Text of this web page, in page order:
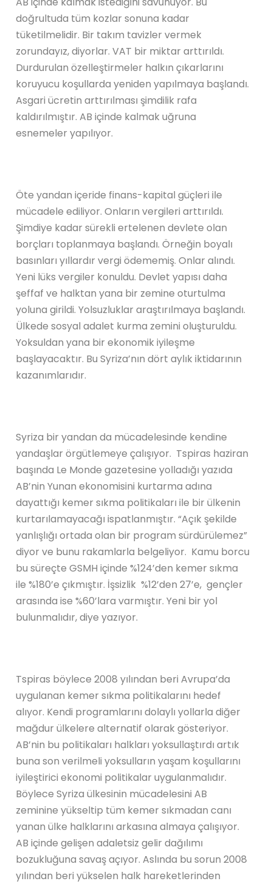
doğrultuda tüm kozlar sonuna kadar
tüketilmelidir. Bir takım tavizler vermek
zorundayız, diyorlar. VAT bir miktar arttırıldı.
Durdurulan özelleştirmeler halkın çıkarlarını
koruyucu koşullarda yeniden yapılmaya başlandı.
Asgari ücretin arttırılması şimdilik rafa
kaldırılmıştır. AB içinde kalmak uğruna
esnemeler yapılıyor.
Öte yandan içeride finans-kapital güçleri ile
mücadele ediliyor. Onların vergileri arttırıldı.
Şimdiye kadar sürekli ertelenen devlete olan
borçları toplanmaya başlandı. Örneğin boyalı
basınları yıllardır vergi ödememiş. Onlar alındı.
Yeni lüks vergiler konuldu. Devlet yapısı daha
şeffaf ve halktan yana bir zemine oturtulma
yoluna girildi. Yolsuzluklar araştırılmaya başlandı.
Ülkede sosyal adalet kurma zemini oluşturuldu.
Yoksuldan yana bir ekonomik iyileşme
başlayacaktır. Bu Syriza’nın dört aylık iktidarının
kazanımlarıdır.
Syriza bir yandan da mücadelesinde kendine
yandaşlar örgütlemeye çalışıyor. Tspiras haziran
başında Le Monde gazetesine yolladığı yazıda
AB’nin Yunan ekonomisini kurtarma adına
dayattığı kemer sıkma politikaları ile bir ülkenin
kurtarılamayacağı ispatlanmıştır. “Açık şekilde
yanlışlığı ortada olan bir program sürdürülemez”
diyor ve bunu rakamlarla belgeliyor. Kamu borcu
bu süreçte GSMH içinde %124’den kemer sıkma
ile %180’e çıkmıştır. İşsizlik %12’den 27’e, gençler
arasında ise %60’lara varmıştır. Yeni bir yol
bulunmalıdır, diye yazıyor.
Tspiras böylece 2008 yılından beri Avrupa’da
uygulanan kemer sıkma politikalarını hedef
alıyor. Kendi programlarını dolaylı yollarla diğer
mağdur ülkelere alternatif olarak gösteriyor.
AB’nin bu politikaları halkları yoksullaştırdı artık
buna son verilmeli yoksulların yaşam koşullarını
iyileştirici ekonomi politikalar uygulanmalıdır.
Böylece Syriza ülkesinin mücadelesini AB
zeminine yükseltip tüm kemer sıkmadan canı
yanan ülke halklarını arkasına almaya çalışıyor.
AB içinde gelişen adaletsiz gelir dağılımı
bozukluğuna savaş açıyor. Aslında bu sorun 2008
yılından beri yükselen halk hareketlerinden